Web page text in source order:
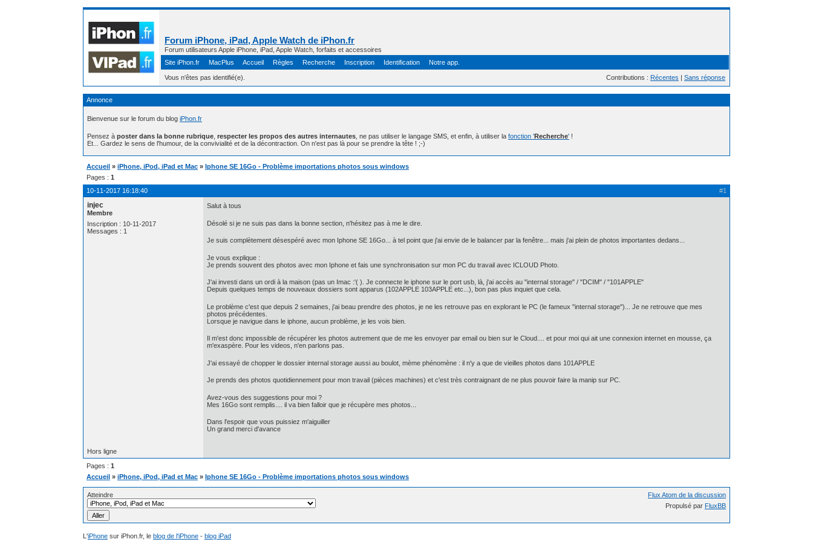
Forum iPhone, iPad, Apple Watch de iPhon.fr
Forum utilisateurs Apple iPhone, iPad, Apple Watch, forfaits et accessoires
Site iPhon.fr
MacPlus Accueil Règles Recherche Inscription Identification Notre app.
Vous n'êtes pas identifié(e). Contributions : Récentes | Sans réponse
Annonce
Bienvenue sur le forum du blog iPhon.fr
Pensez à poster dans la bonne rubrique respecter les propos des autres internautes , ne pas utiliser le langage SMS, et enfin, à utiliser la fonction 'Recherche' !
Et... Gardez le sens de l'humour, de la convivialité et de la décontraction. On n'est pas là pour se prendre la tête ! ;-)
Accueil » iPhone, iPod, iPad et Mac » Iphone SE 16Go - Problème importations photos sous windows
Pages : 1
#1
10-11-2017 16:18:40
injec
Membre
Inscription : 10-11-2017
Messages : 1
Salut à tous
Désolé si je ne suis pas dans la bonne section, n'hésitez pas à me le dire.
Je suis complètement désespéré avec mon Iphone SE 16Go... à tel point que j'ai envie de le balancer par la fenêtre... mais j'ai plein de photos importantes dedans...
Je vous explique :
Je prends souvent des photos avec mon Iphone et fais une synchronisation sur mon PC du travail avec ICLOUD Photo.
J'ai investi dans un ordi à la maison (pas un Imac :'( ). Je connecte le iphone sur le port usb, là, j'ai accès au "internal storage" / "DCIM" / "101APPLE"
Depuis quelques temps de nouveaux dossiers sont apparus (102APPLE 103APPLE etc...), bon pas plus inquiet que cela.
Le problème c'est que depuis 2 semaines, j'ai beau prendre des photos, je ne les retrouve pas en explorant le PC (le fameux "internal storage")... Je ne retrouve que mes
photos précédentes.
Lorsque je navigue dans le iphone, aucun problème, je les vois bien.
Il m'est donc impossible de récupérer les photos autrement que de me les envoyer par email ou bien sur le Cloud.... et pour moi qui ait une connexion internet en mousse, ça
m'exaspère. Pour les videos, n'en parlons pas.
J'ai essayé de chopper le dossier internal storage aussi au boulot, mème phénomène : il n'y a que de vieilles photos dans 101APPLE
Je prends des photos quotidiennement pour mon travail (pièces machines) et c'est très contraignant de ne plus pouvoir faire la manip sur PC.
Avez-vous des suggestions pour moi ?
Mes 16Go sont remplis.... il va bien falloir que je récupère mes photos...
Dans l'espoir que vous puissiez m'aiguiller
Un grand merci d'avance
Hors ligne
Pages : 1
Accueil » iPhone, iPod, iPad et Mac » Iphone SE 16Go - Problème importations photos sous windows
Atteindre
Flux Atom de la discussion
Propulsé par FluxBB
L'iPhone sur iPhon.fr, le blog de l'iPhone - blog iPad